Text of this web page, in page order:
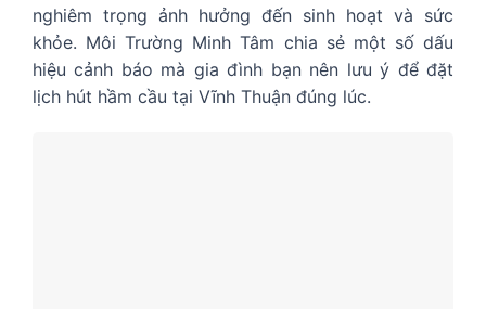
nghiêm trọng ảnh hưởng đến sinh hoạt và sức
khỏe. Môi Trường Minh Tâm chia sẻ một số dấu
hiệu cảnh báo mà gia đình bạn nên lưu ý để đặt
lịch hút hầm cầu tại Vĩnh Thuận đúng lúc.